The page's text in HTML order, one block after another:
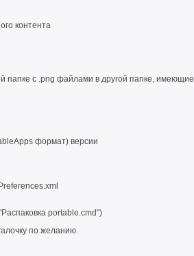
контента
папке с .png файлами в другой папке, имеющие
формат) версии
portable.cmd")
по желанию.